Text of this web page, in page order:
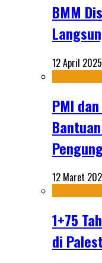
BMM
12 April 2025
PMI
12 Maret
1+75
di